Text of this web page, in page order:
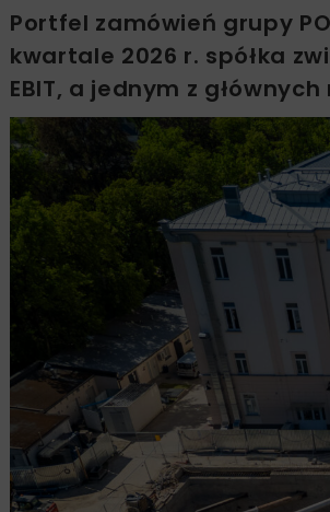
Portfel zamówień grupy
kwartale 2026 r. spółka
EBIT, a jednym z